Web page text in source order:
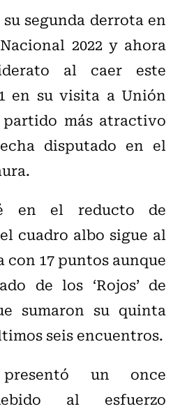
segunda derrota en
2022 y ahora
al caer este
en su visita a Unión
más atractivo
disputado en el
en el reducto de
cuadro albo sigue al
17 puntos aunque
de los ‘Rojos’ de
sumaron su quinta
seis encuentros.
presentó un once
al esfuerzo